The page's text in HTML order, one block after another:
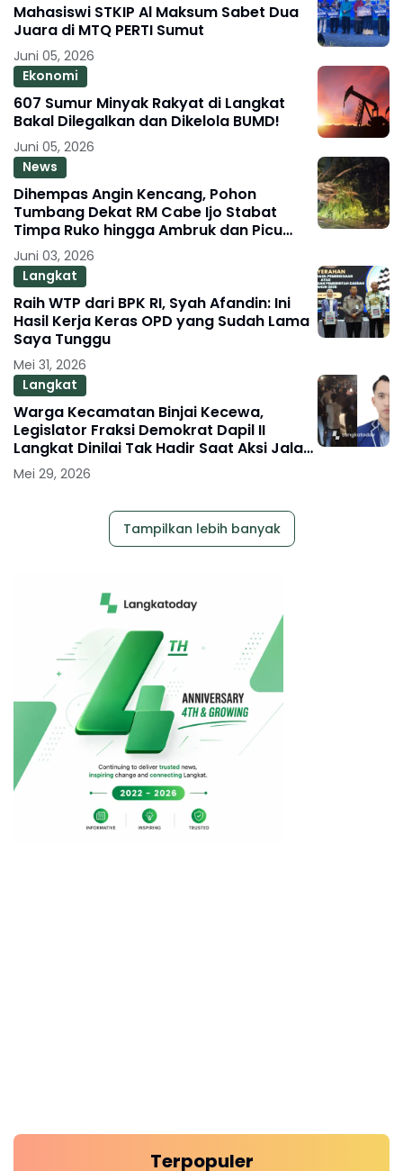
Mahasiswi STKIP Al Maksum Sabet Dua
Juara di MTQ PERTI Sumut
Juni 05, 2026
Ekonomi
607 Sumur Minyak Rakyat di Langkat
Bakal Dilegalkan dan Dikelola BUMD!
Juni 05, 2026
News
Dihempas Angin Kencang, Pohon
Tumbang Dekat RM Cabe Ijo Stabat
Timpa Ruko hingga Ambruk dan Picu
Macet Parah
Juni 03, 2026
Langkat
Raih WTP dari BPK RI, Syah Afandin: Ini
Hasil Kerja Keras OPD yang Sudah Lama
Saya Tunggu
Mei 31, 2026
Langkat
Warga Kecamatan Binjai Kecewa,
Legislator Fraksi Demokrat Dapil II
Langkat Dinilai Tak Hadir Saat Aksi Jalan
Rusak
Mei 29, 2026
Tampilkan lebih banyak
Terpopuler